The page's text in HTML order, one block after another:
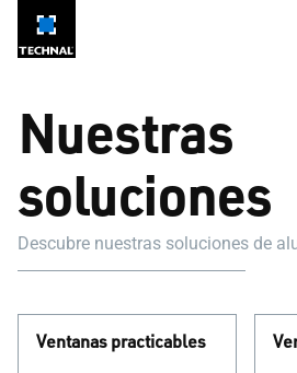
Nuestras
soluciones
Descubre nuestras soluciones de
Ventanas practicables